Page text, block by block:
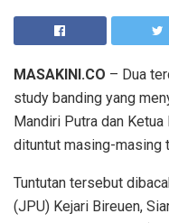
MASAKINI.CO – Dua
study banding yang
Mandiri Putra dan Ketua
dituntut masing-masing
Tuntutan tersebut
(JPU) Kejari Bireuen,